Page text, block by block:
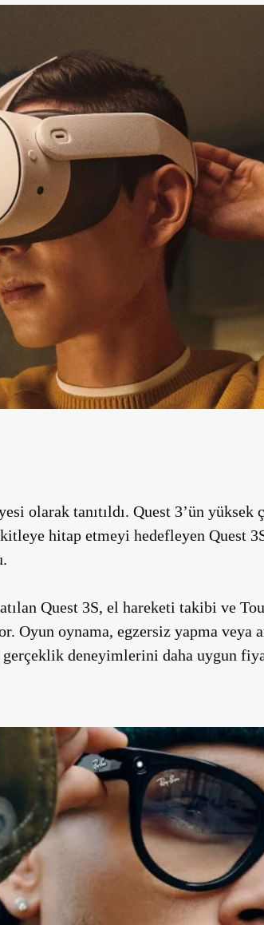
olarak tanıtıldı. Quest 3’ün yüksek
hitap etmeyi hedefleyen Quest
Quest 3S, el hareketi takibi ve
Oyun oynama, egzersiz yapma veya
deneyimlerini daha uygun